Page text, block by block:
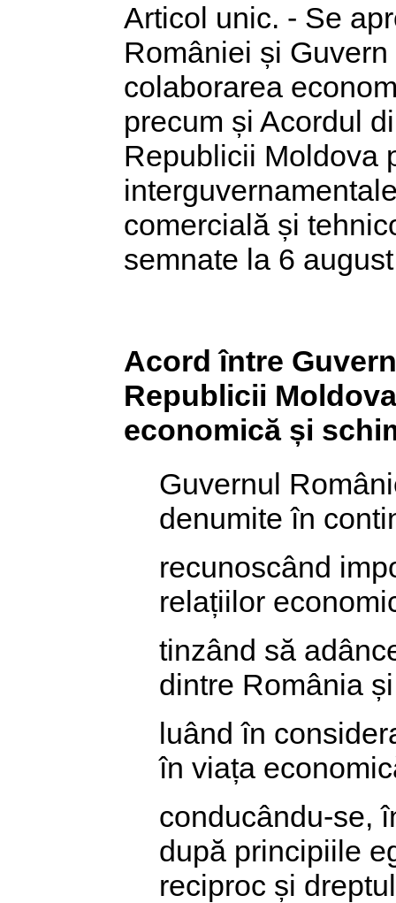
Articol unic. - Se
României și
colaborarea
precum și Acordul
Republicii Moldova
comercială și
semnate la 6
Acord între
Republicii
economică și
Guvernul
denumite în
recunoscând
relațiilor
tinzând să
dintre România
luând în
în viața
conducându-se,
după principiile
reciproc și